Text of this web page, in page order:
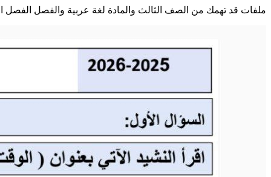
ملفات قد تهمك من الصف الثالث والمادة لغة عربية والفصل الفصل